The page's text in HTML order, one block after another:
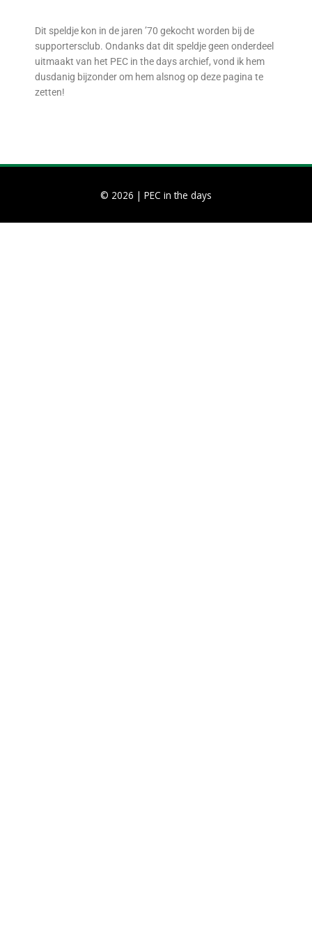
Dit speldje kon in de jaren ’70 gekocht worden bij de
supportersclub. Ondanks dat dit speldje geen onderdeel
uitmaakt van het PEC in the days archief, vond ik hem
dusdanig bijzonder om hem alsnog op deze pagina te
zetten!
© 2026 | PEC in the days